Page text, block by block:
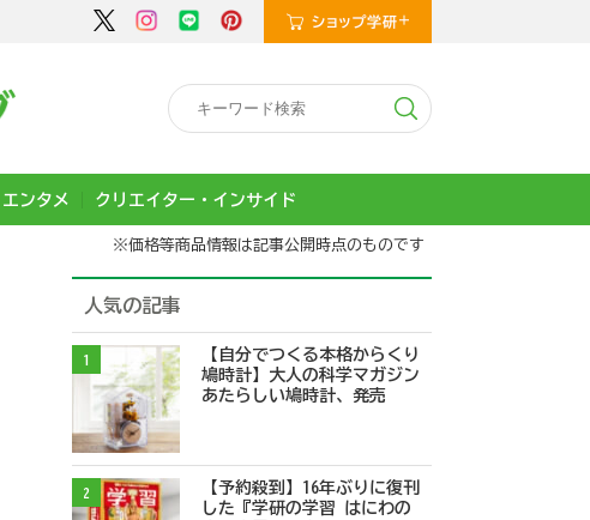
エンタメ クリエイター・インサイド
※価格等商品情報は記事公開時点のものです
人気の記事
1
【自分でつくる本格からくり
鳩時計】大人の科学マガジン
あたらしい鳩時計、発売
2
【予約殺到】16年ぶりに復刊
した『学研の学習 はにわの